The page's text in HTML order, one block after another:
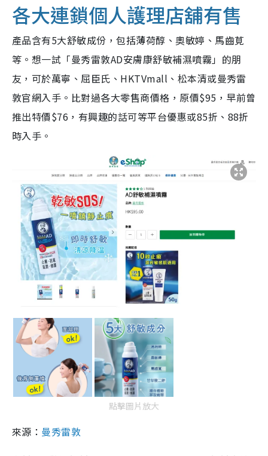
各大連鎖個人護理店舖有售
產品含有5大舒敏成份，包括薄荷醇、奧敏婷、馬齒莧
等。想一試「曼秀雷敦AD安膚康舒敏補濕噴霧」的朋
友，可於萬寧、屈臣氏、HKTVmall、松本清或曼秀雷
敦官網入手。比對過各大零售商價格，原價$95，早前曾
推出特價$76，有興趣的話可等平台優惠或85折、88折
時入手。
點擊圖片放大
來源： 曼秀雷敦